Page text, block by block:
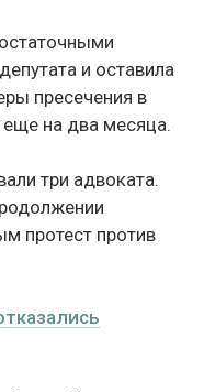
и оставила
пресечения в
на два месяца.
три адвоката.
протест против